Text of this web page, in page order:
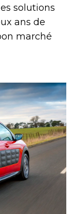
solutions
ans de
marché